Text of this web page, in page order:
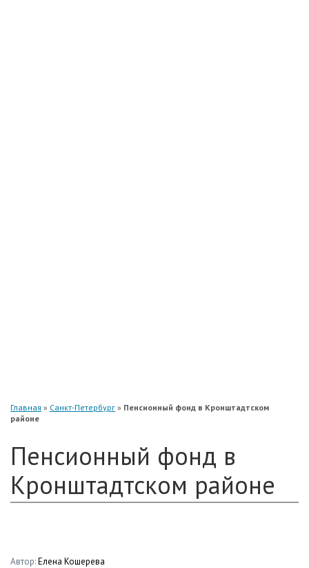
Главная » Санкт-Петербург » Пенсионный фонд в Кронштадтском
районе
Пенсионный фонд в
Кронштадтском районе
Автор:Елена Кошерева